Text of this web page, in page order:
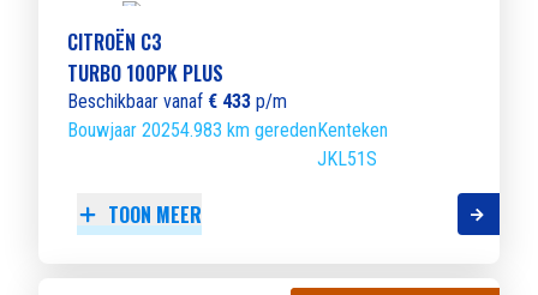
CITROËN C3
TURBO 100PK PLUS
Beschikbaar vanaf € 433 p/m
Bouwjaar 20254.983 km geredenKenteken
JKL51S
TOON MEER